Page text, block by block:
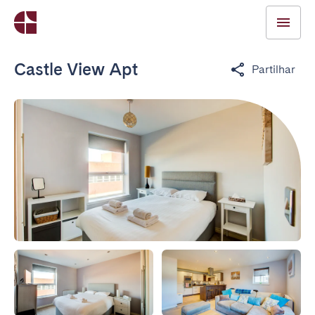
Castle View Apt Partilhar